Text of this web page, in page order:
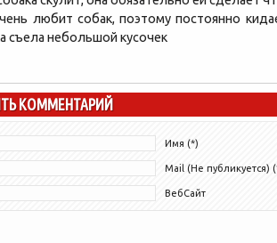
любит собак, поэтому постоянно
съела небольшой кусочек
КОММЕНТАРИЙ
Имя (*)
Mail (Не публикуется)
ВебСайт